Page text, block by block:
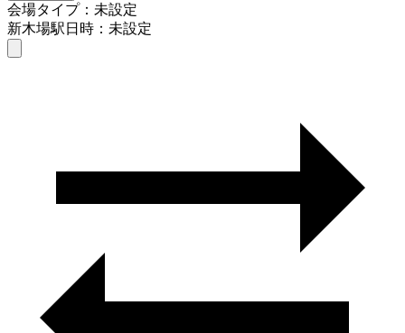
会場タイプ：未設定
新木場駅日時：未設定